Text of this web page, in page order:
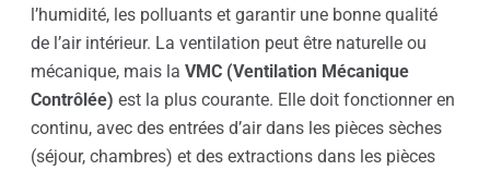
l’humidité, les polluants et garantir une bonne qualité
de l’air intérieur. La ventilation peut être naturelle ou
mécanique, mais la VMC (Ventilation Mécanique
Contrôlée) est la plus courante. Elle doit fonctionner en
continu, avec des entrées d’air dans les pièces sèches
(séjour, chambres) et des extractions dans les pièces